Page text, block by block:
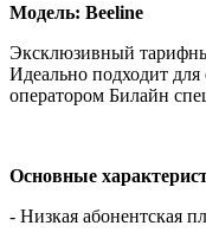
Модель: Beeline
Эксклюзивный
Идеально подходит
оператором Билайн
Основные
- Низкая абонентская